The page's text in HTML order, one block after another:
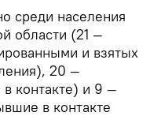
среди населения
области (21 —
и взятых
20 —
контакте) и 9 —
в контакте